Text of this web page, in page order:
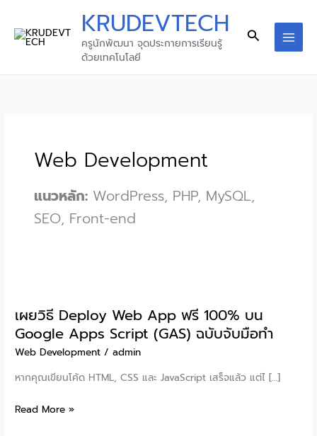
content
KRUDEVTECH
ครูนักพัฒนา จุดประกายการเรียนรู้
ด้วยเทคโนโลยี
Search
Web Development
แนวหลัก: WordPress, PHP, MySQL,
SEO, Front-end
เผยวิธี Deploy Web App ฟรี 100% บน
Google Apps Script (GAS) ฉบับจับมือทำ
Web Development /admin
หากคุณเขียนโค้ด HTML, CSS และ JavaScript เสร็จแล้ว แต่ไ […]
เผย
Read More »